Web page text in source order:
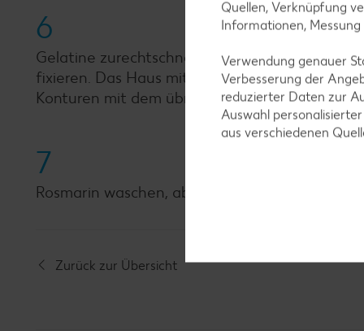
6
Gelatine zurechtschneiden und mit Hilfe des
fixieren. Das Haus mit Zuckerguss
Konturen mit dem übrigen Zuckerguss
7
Rosmarin waschen, abtropfen lassen und auf
Zurück zur Übersicht
Quellen, Verknüpfung
Informationen,
Verwendung genauer
Verbesserung der
reduzierter Daten zur
Auswahl
aus verschiedenen